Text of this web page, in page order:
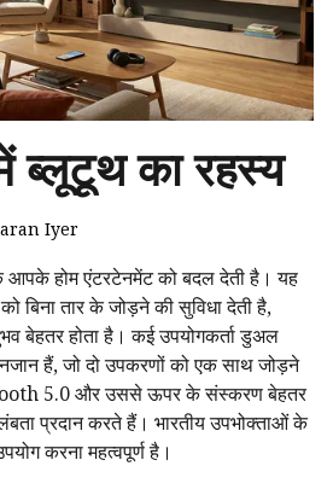
में ब्लूटूथ का रहस्य
Iyer
आपके होम एंटरटेनमेंट को बदल देती है। यह
बिना तार के जोड़ने की सुविधा देती है,
बेहतर होता है। कई उपयोगकर्ता डुअल
हैं, जो दो उपकरणों को एक साथ जोड़ने
5.0 और उससे ऊपर के संस्करण बेहतर
प्रदान करते हैं। भारतीय उपभोक्ताओं के
करना महत्वपूर्ण है।